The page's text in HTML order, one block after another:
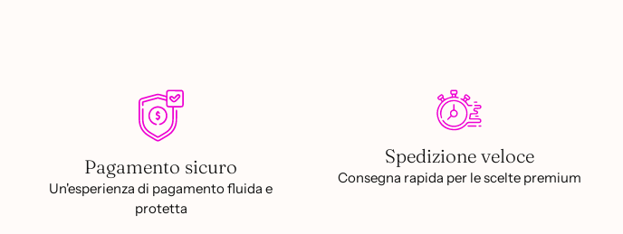
Pagamento sicuro
Un'esperienza di pagamento fluida e
protetta
Spedizione veloce
Consegna rapida per le scelte premium